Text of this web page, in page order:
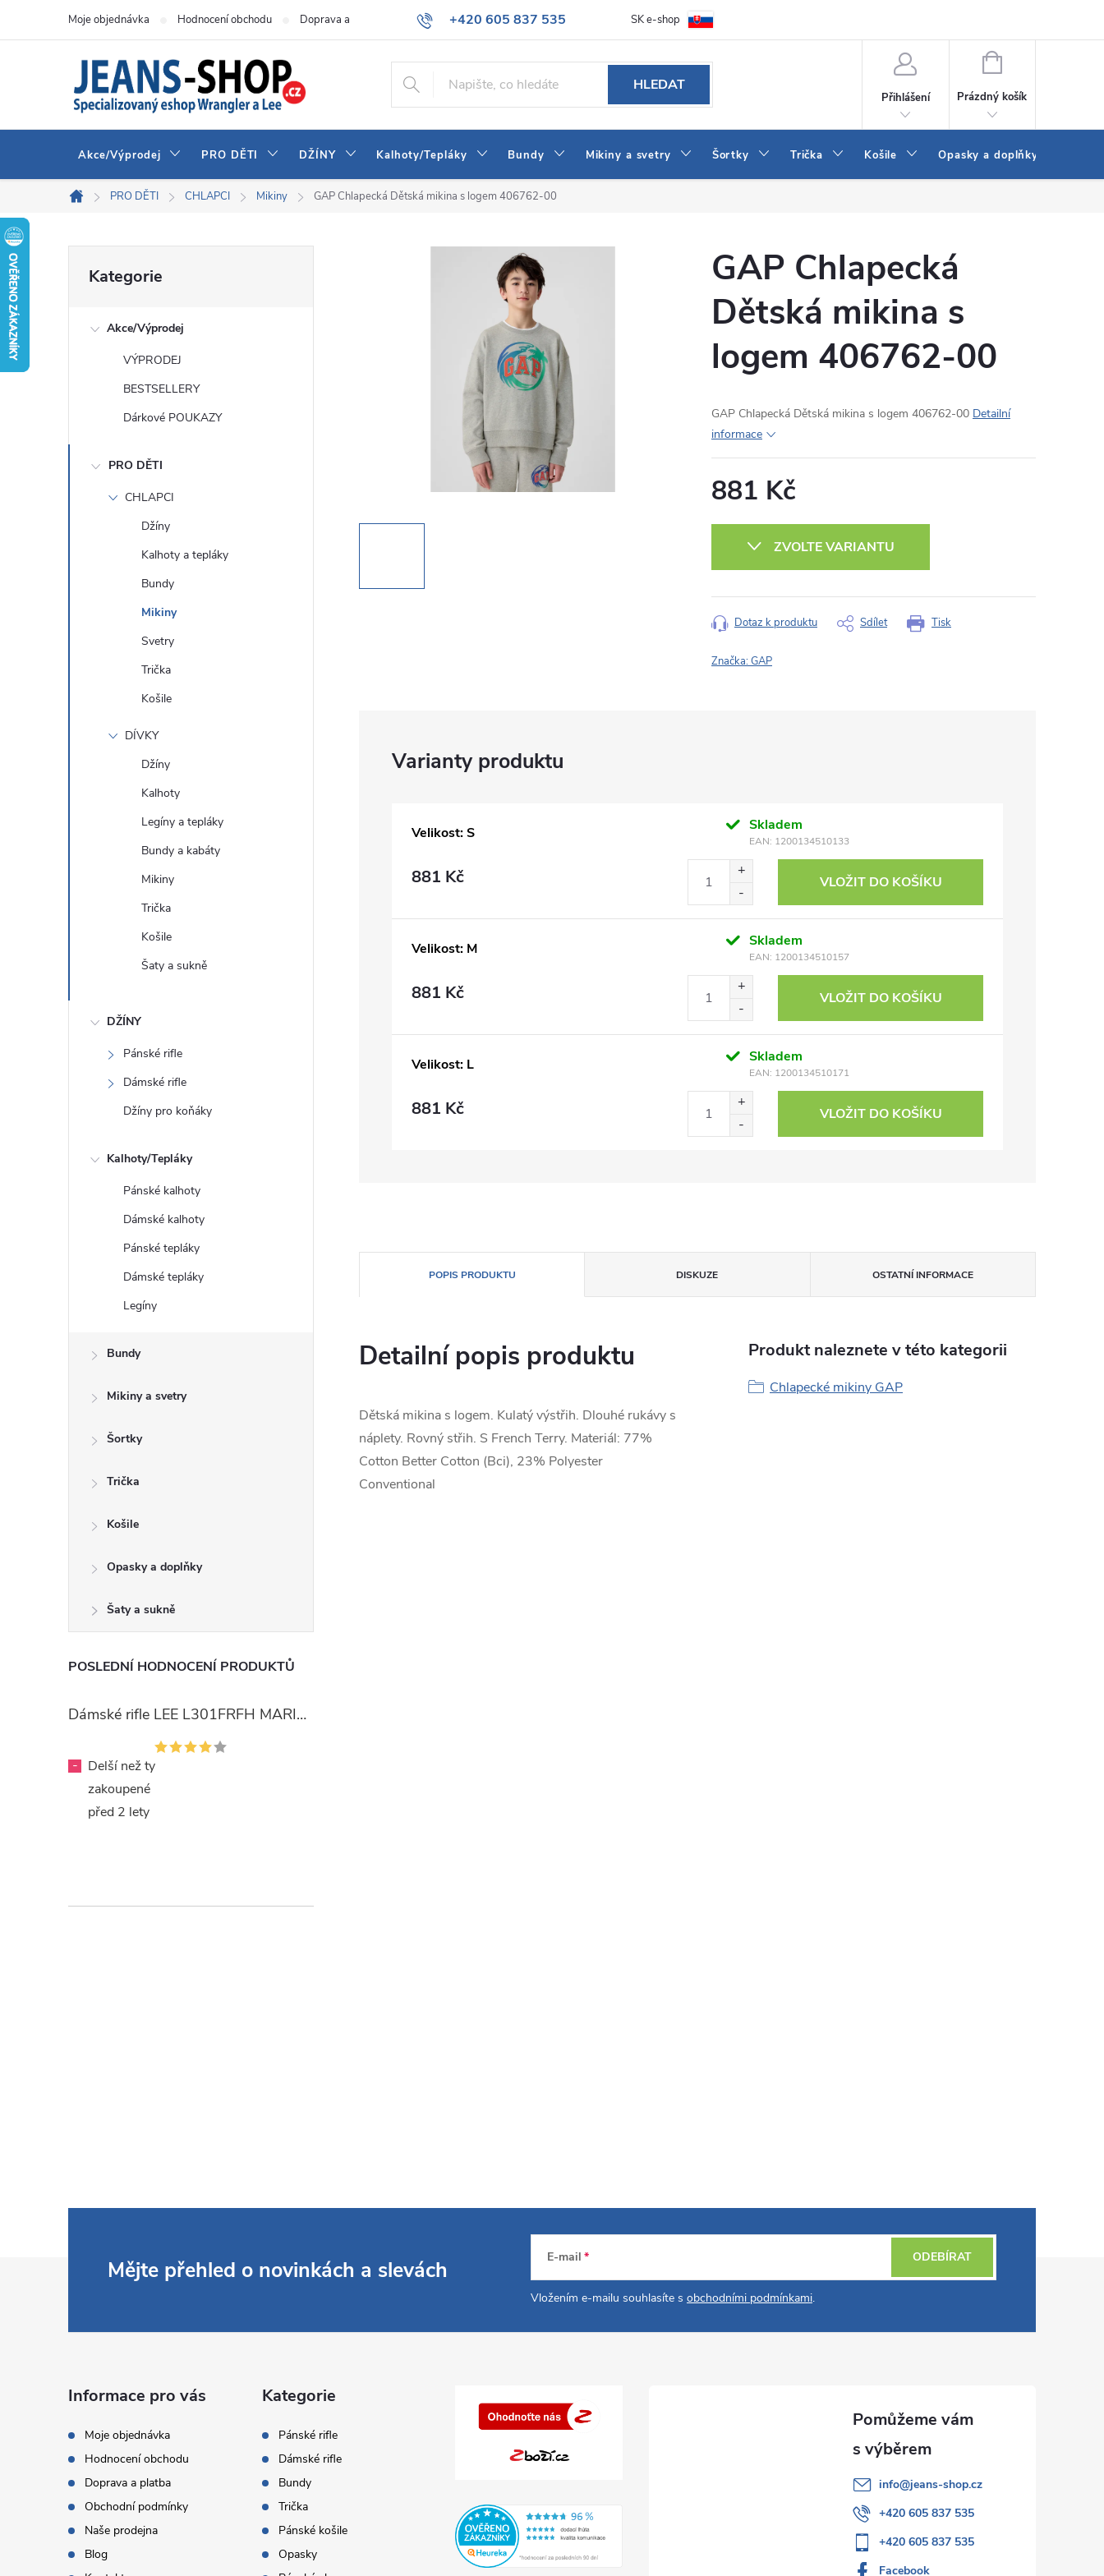
+420 605 837 535
info@jeans-shop.cz
Moje objednávka Hodnocení obchodu Doprava a platba Obchodní podmínky Naše prodejna Blog Kontakt
SK e-shop
HLEDAT
Přihlášení
NÁKUPNÍ
Prázdný košík
Akce/Výprodej PRO DĚTI DŽÍNY Kalhoty/Tepláky Bundy Mikiny a svetry Šortky Trička Košile Opasky a doplňky
Domů
PRO DĚTI CHLAPCI Mikiny GAP Chlapecká Dětská mikina s logem 406762-00
kategorie
Kategorie
Akce/Výprodej
VÝPRODEJ
BESTSELLERY
Dárkové POUKAZY
PRO DĚTI
CHLAPCI
Džíny
Kalhoty a tepláky
Bundy
Mikiny
Svetry
Trička
Košile
DÍVKY
Džíny
Kalhoty
Legíny a tepláky
Bundy a kabáty
Mikiny
Trička
Košile
Šaty a sukně
DŽÍNY
Pánské rifle
Dámské rifle
Džíny pro koňáky
Kalhoty/Tepláky
Pánské kalhoty
Dámské kalhoty
Pánské tepláky
Dámské tepláky
Legíny
Bundy
Mikiny a svetry
Šortky
Trička
Košile
Opasky a doplňky
Šaty a sukně
POSLEDNÍ HODNOCENÍ PRODUKTŮ
Dámské rifle LEE L301FRFH MARION STRAIGHT RINSE
-
Delší než ty
zakoupené
před 2 lety
GAP Chlapecká
Dětská mikina s
logem 406762-00
GAP Chlapecká Dětská mikina s logem 406762-00 Detailní
informace
881 Kč
ZVOLTE VARIANTU
Tisk
Dotaz k produktu Sdílet
Značka:GAP
Velikost: S Skladem
EAN: 1200134510133
881 Kč VLOŽIT DO KOŠÍKU
Velikost: M Skladem
EAN: 1200134510157
881 Kč VLOŽIT DO KOŠÍKU
Velikost: L Skladem
EAN: 1200134510171
881 Kč VLOŽIT DO KOŠÍKU
POPIS PRODUKTU DISKUZE OSTATNÍ INFORMACE
Detailní popis produktu
Dětská mikina s logem. Kulatý výstřih. Dlouhé rukávy s
náplety. Rovný střih. S French Terry. Materiál: 77%
Cotton Better Cotton (Bci), 23% Polyester
Conventional
Produkt naleznete v této kategorii
Chlapecké mikiny GAP
Mějte přehled o novinkách a slevách E-mail
Vložením e-mailu souhlasíte s obchodními podmínkami.
ODEBÍRAT
Informace pro vás
Moje objednávka
Hodnocení obchodu
Doprava a platba
Obchodní podmínky
Naše prodejna
Blog
Kategorie
Pánské rifle
Dámské rifle
Bundy
Trička
Pánské košile
Opasky
info@jeans-shop.cz
+420 605 837 535
+420 605 837 535
Facebook